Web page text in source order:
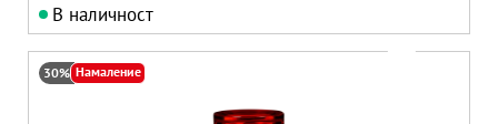
В наличност
30% Намаление